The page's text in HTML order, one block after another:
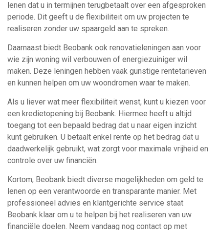
lenen dat u in termijnen terugbetaalt over een afgesproken
periode. Dit geeft u de flexibiliteit om uw projecten te
realiseren zonder uw spaargeld aan te spreken.
Daarnaast biedt Beobank ook renovatieleningen aan voor
wie zijn woning wil verbouwen of energiezuiniger wil
maken. Deze leningen hebben vaak gunstige rentetarieven
en kunnen helpen om uw woondromen waar te maken.
Als u liever wat meer flexibiliteit wenst, kunt u kiezen voor
een kredietopening bij Beobank. Hiermee heeft u altijd
toegang tot een bepaald bedrag dat u naar eigen inzicht
kunt gebruiken. U betaalt enkel rente op het bedrag dat u
daadwerkelijk gebruikt, wat zorgt voor maximale vrijheid en
controle over uw financiën.
Kortom, Beobank biedt diverse mogelijkheden om geld te
lenen op een verantwoorde en transparante manier. Met
professioneel advies en klantgerichte service staat
Beobank klaar om u te helpen bij het realiseren van uw
financiële doelen. Neem vandaag nog contact op met